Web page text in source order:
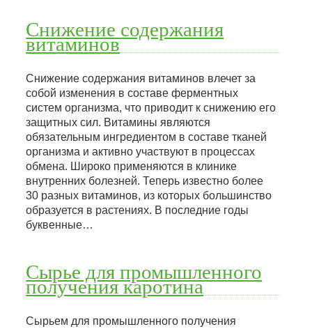
Снижение содержания
витаминов
Снижение содержания витаминов влечет за
собой изменения в составе ферментных
систем организма, что приводит к снижению его
защитных сил. Витамины являются
обязательным ингредиентом в составе тканей
организма и активно участвуют в процессах
обмена. Широко применяются в клинике
внутренних болезней. Теперь известно более
30 разных витаминов, из которых большинство
образуется в растениях. В последние годы
буквенные…
Сырье для промышленного
получения каротина
Сырьем для промышленного получения